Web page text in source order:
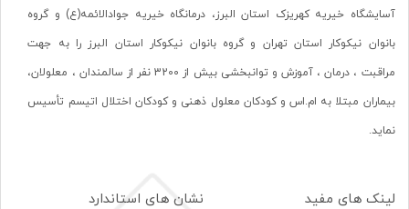
آسایشگاه خیریه کهریزک استان البرز، درمانگاه خیریه جوادالائمه(ع) و گروه
بانوان نیکوکار استان تهران و گروه بانوان نیکوکار استان البرز را به جهت
مراقبت ، درمان ، آموزش و توانبخشی بیش از 3200 نفر از سالمندان ، معلولان،
بیماران مبتلا به ام.اس و کودکان معلول ذهنی و کودکان اختلال اتیسم تأسیس
نماید.
لینک های مفید نشان های استاندارد